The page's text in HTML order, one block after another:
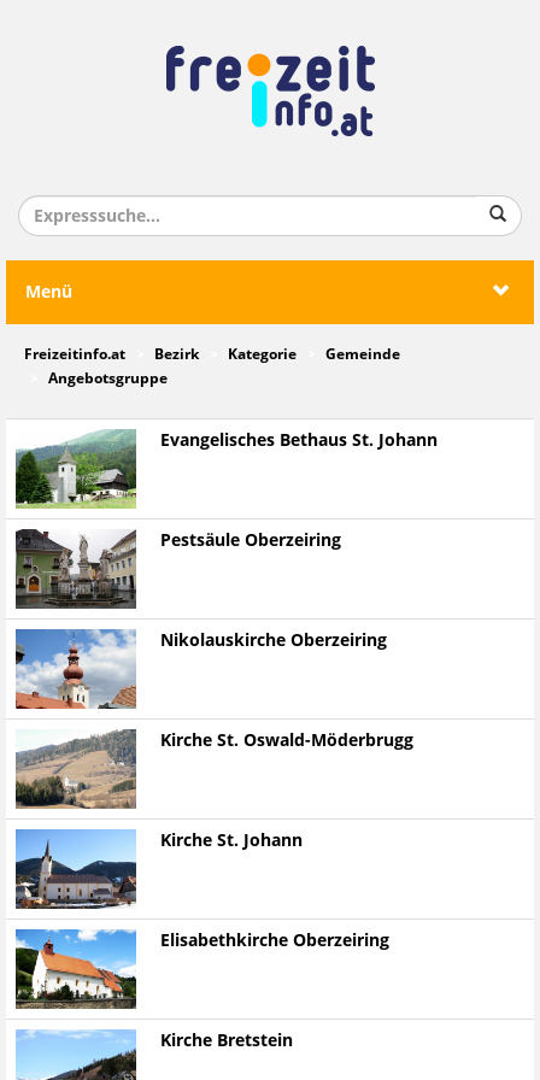
Menü
Freizeitinfo.at Bezirk Kategorie
Gemeinde
Angebotsgruppe
Evangelisches Bethaus St. Johann
Pestsäule Oberzeiring
Nikolauskirche Oberzeiring
Kirche St. Oswald-Möderbrugg
Kirche St. Johann
Elisabethkirche Oberzeiring
Kirche Bretstein